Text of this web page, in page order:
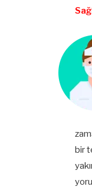
bir